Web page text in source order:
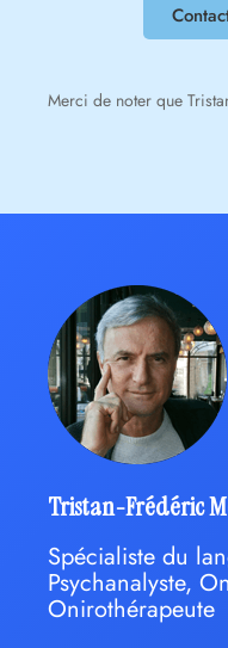
Merci de noter que
Tristan-Frédéric
Spécialiste du
Psychanalyste,
Onirothérapeute